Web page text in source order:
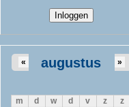
augustus
« »
m d w d v z
z